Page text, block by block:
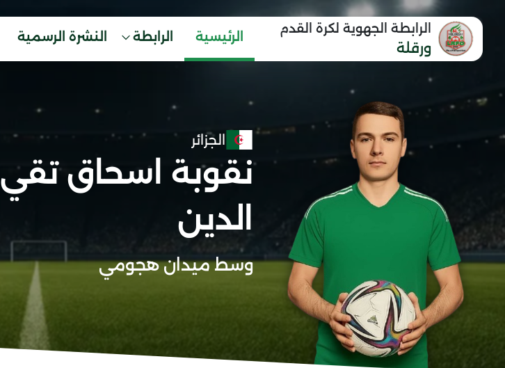
الرابطة الجهوية لكرة القدم
ورقلة
الرئيسية الرابطة النشرة الرسمية
الجزائر
نقوبة اسحاق تقي
الدين
وسط ميدان هجومي